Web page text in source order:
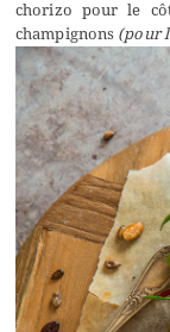
chorizo pour le
champignons (pour